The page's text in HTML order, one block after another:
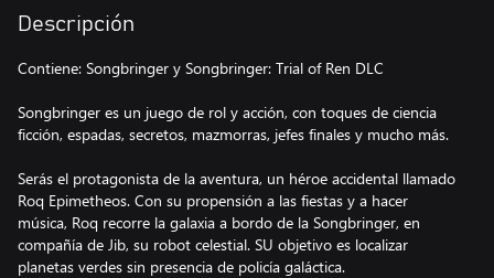
Descripción
Contiene: Songbringer y Songbringer: Trial of Ren DLC
Songbringer es un juego de rol y acción, con toques de ciencia
ficción, espadas, secretos, mazmorras, jefes finales y mucho más.
Serás el protagonista de la aventura, un héroe accidental llamado
Roq Epimetheos. Con su propensión a las fiestas y a hacer
música, Roq recorre la galaxia a bordo de la Songbringer, en
compañía de Jib, su robot celestial. SU objetivo es localizar
planetas verdes sin presencia de policía galáctica.